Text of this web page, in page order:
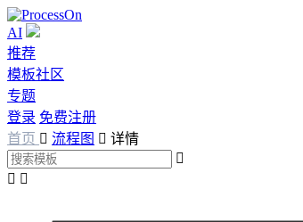
AI
推荐
模板社区
专题
登录 免费注册
首页  流程图  详情

 